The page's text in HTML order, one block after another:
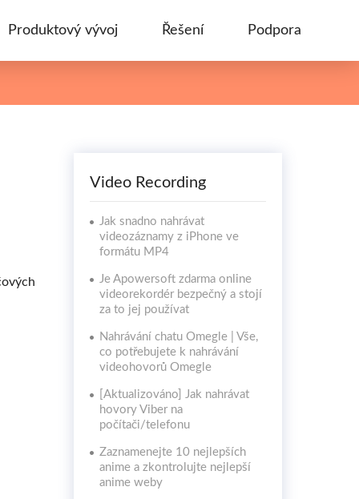
Produktový vývoj Řešení Podpora
Video Recording
Jak snadno nahrávat
videozáznamy z iPhone ve
formátu MP4
Je Apowersoft zdarma online
videorekordér bezpečný a stojí
za to jej používat
Nahrávání chatu Omegle | Vše,
co potřebujete k nahrávání
videohovorů Omegle
[Aktualizováno] Jak nahrávat
hovory Viber na
počítači/telefonu
Zaznamenejte 10 nejlepších
anime a zkontrolujte nejlepší
anime weby